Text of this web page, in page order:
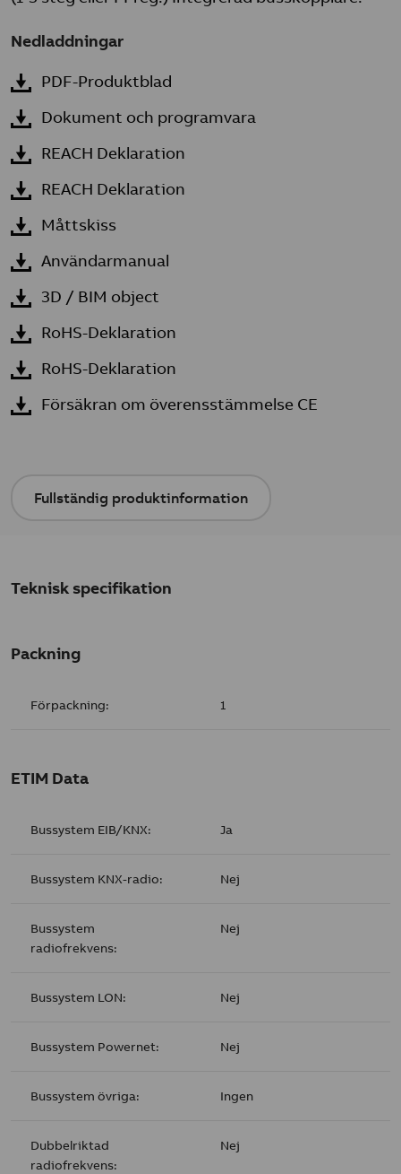
Nedladdningar
PDF-Produktblad
Dokument och programvara
REACH Deklaration
REACH Deklaration
Måttskiss
Användarmanual
3D / BIM object
RoHS-Deklaration
RoHS-Deklaration
Försäkran om överensstämmelse CE
Fullständig produktinformation
Teknisk specifikation
Packning
Förpackning: 1
ETIM Data
Bussystem EIB/KNX: Ja
Bussystem KNX-radio: Nej
Bussystem
radiofrekvens:
Nej
Bussystem LON: Nej
Bussystem Powernet: Nej
Bussystem övriga: Ingen
Dubbelriktad
radiofrekvens:
Nej